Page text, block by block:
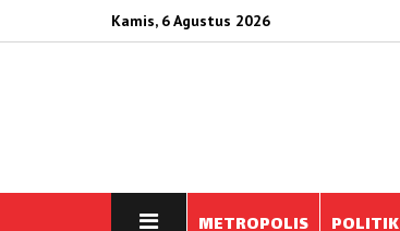
Kamis, 6 Agustus 2026
METROPOLIS POLITIK